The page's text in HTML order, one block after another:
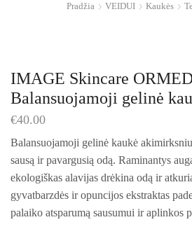
Pradžia VEIDUI Kaukės
IMAGE Skincare
Balansuojamoji gelinė
€40.00
Balansuojamoji gelinė kaukė
sausą ir pavargusią odą. Raminantys
ekologiškas alavijas drėkina odą ir
gyvatbarzdės ir opuncijos ekstraktas
palaiko atsparumą sausumui ir aplinkos